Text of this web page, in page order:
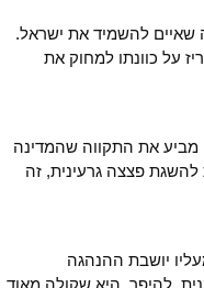
שאיים להשמיד את ישראל.
על כוונתו למחוק את
מביע את התקווה שהמדינה
פצצה גרעינית, זה
יושבת ההנהגה
להיפך, היא שקולה מאוד,